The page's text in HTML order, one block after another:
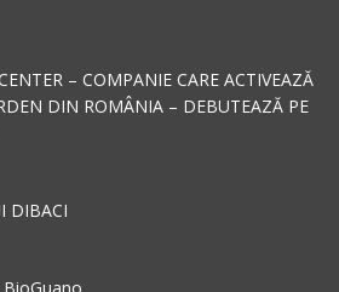
– COMPANIE CARE ACTIVEAZĂ
DIN ROMÂNIA – DEBUTEAZĂ PE
DIBACI